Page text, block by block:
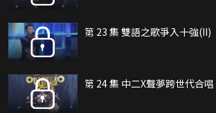
第 23 集 雙語之歌爭入十強(II)
第 24 集 中二X聲夢跨世代合唱